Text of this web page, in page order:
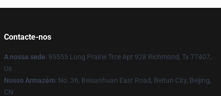
Contacte-nos
A nossa sede: 95555 Long Prairie Trce Apt 928 Richmond, Tx 77407,
Us
Nosso Armazém: No. 36, Beisanhuan East Road, Beitun City, Beijing,
CN